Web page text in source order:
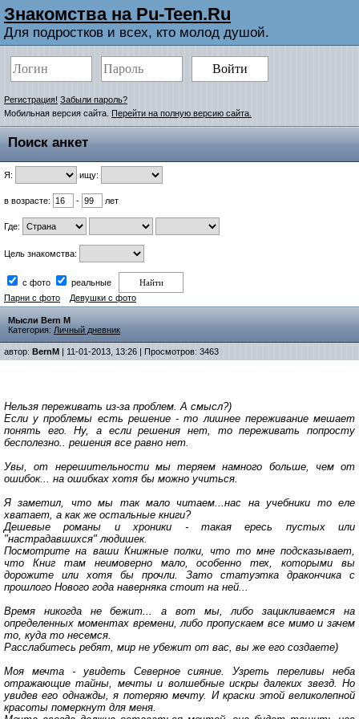
Знакомства на Pu-Teen.Ru
Для подростков и всех, кто молод душой.
Регистрация! Забыли пароль?
Мобильная версия сайта. Перейти на полную версию сайта.
Поиск анкет
Я: ищу:
в возрасте: - лет
Где:
Цель знакомства:
с фото
реальные
Парни с фото
Девушки с фото
Мысли Bern M
Категория: Личный дневник
автор: BernM | 11-01-2013, 13:26 | Просмотров: 3463
Нельзя переживать из-за проблем. А смысл?)
Если у проблемы есть решение - то лишнее переживание мешает
понять его. Ну, а если решения нет, то переживать попросту
бесполезно.. решения все равно нет.
Увы, от нерешительности мы теряем намного больше, чем от
ошибок... на ошибках хотя бы можно учиться.
Я заметил, что мы так мало читаем...нас на учебники то еле
хватает, а как же остальные книги?
Дешевые романы и хроники - такая ересь пустых или
"настрадавшихся" людишек.
Посмотрите на ваши Книжные полки, что то мне подсказывает,
что Книг там неимоверно мало, особенно тех, которыми вы
дорожите или хотя бы прочли. Зато статуэтка дракончика с
прошлого Нового года наверняка стоит на ней...
Время никогда не бежит... а вот мы, либо зацикливаемся на
определенных моментах времени, либо пропускаем все мимо и зачем
то, куда то несемся.
Расслабитесь ребят, мир не убежит от вас, вы же его создаете)
Моя мечта - увидеть Северное сияние. Узреть переливы неба
отражающие тайны, мечты и волшебные искры далеких звезд. Но
увидев его однажды, я потеряю мечту. И краски этой великолепной
красоты померкнут для меня.